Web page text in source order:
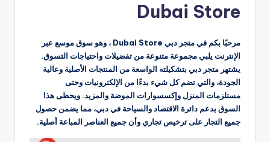
Dubai Store
مرحبًا بكم في متجر دبي Dubai Store ، وهو سوق موسع عبر
الإنترنت يلبي مجموعة متنوعة من تفضيلات واحتياجات التسوق.
يشتهر متجر دبي بتشكيلته الواسعة من المنتجات الأصلية وعالية
الجودة، والتي تضم كل شيء بدءًا من الإلكترونيات وحتى
مستلزمات المنزل وإكسسوارات الموضة والمزيد. ويحظى هذا
السوق بدعم دائرة الاقتصاد والسياحة في دبي، مما يضمن حصول
جميع التجار على ترخيص تجاري وأن جميع العناصر المباعة أصلية.